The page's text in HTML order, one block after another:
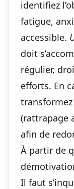
identifiez
fatigue,
accessible.
doit
régulier,
efforts. En
(rattrapage
afin de
À partir de
Il faut